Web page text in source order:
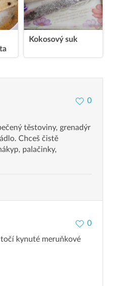
Kokosový suk
0
těstoviny, grenadýr
Chceš čistě
palačinky,
0
kynuté meruňkové